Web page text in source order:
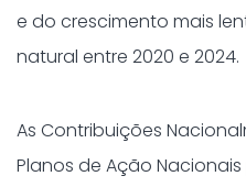
e do crescimento mais
natural entre 2020 e 2024.
As Contribuições
Planos de Ação